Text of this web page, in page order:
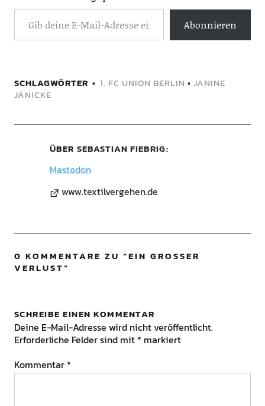
Abonnieren
SCHLAGWÖRTER 1. FC UNION BERLIN • JANINE
JÄNICKE
ÜBER SEBASTIAN FIEBRIG
Mastodon
www.textilvergehen.de
0 KOMMENTARE ZU “EIN GROSSER V
ERLUST
”
SCHREIBE EINEN KOMMENTAR
Deine E-Mail-Adresse wird nicht veröffentlicht.
Erforderliche Felder sind mit * markiert
Kommentar *